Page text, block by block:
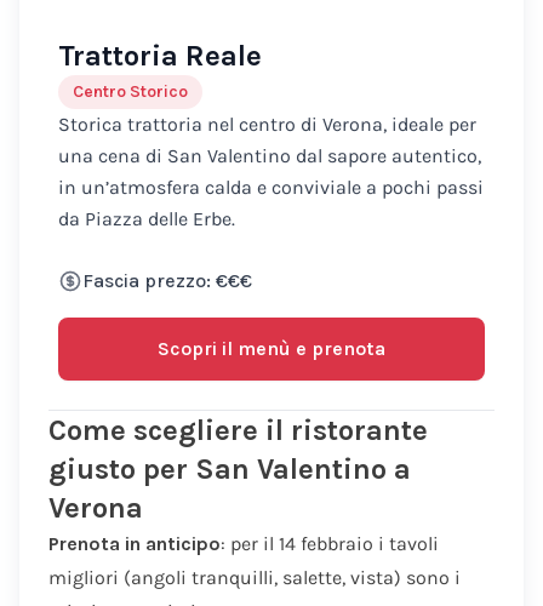
Trattoria Reale
Centro Storico
Storica trattoria nel centro di Verona, ideale per
una cena di San Valentino dal sapore autentico,
in un’atmosfera calda e conviviale a pochi passi
da Piazza delle Erbe.
Fascia prezzo: €€€
Scopri il menù e prenota
Come scegliere il ristorante
giusto per San Valentino a
Verona
Prenota in anticipo: per il 14 febbraio i tavoli
migliori (angoli tranquilli, salette, vista) sono i